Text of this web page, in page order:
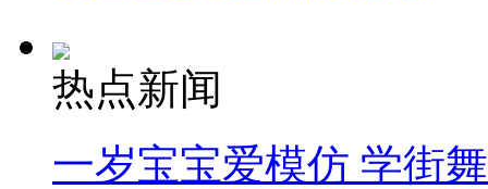
热点新闻
一岁宝宝爱模仿 学街